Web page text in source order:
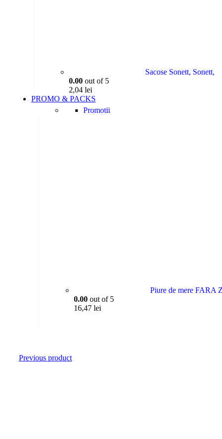
Sacose Sonett, Sonett,
0.00 out of 5
2,04 lei
PROMO & PACKS
Promotii
Piure de mere FARA
0.00 out of 5
16,47 lei
Previous product